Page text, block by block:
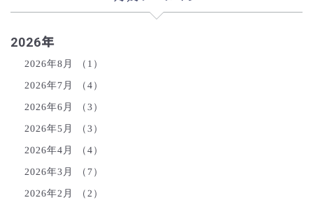
2026年
2026年8月 （1）
2026年7月 （4）
2026年6月 （3）
2026年5月 （3）
2026年4月 （4）
2026年3月 （7）
2026年2月 （2）